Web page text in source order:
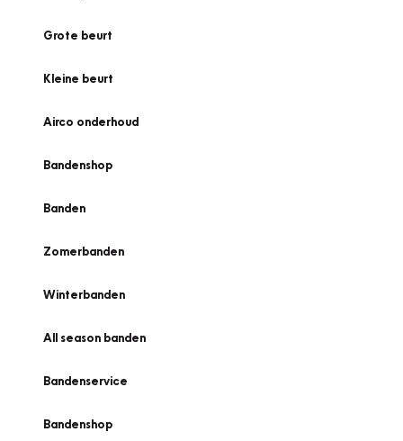
Grote beurt
Kleine beurt
Airco onderhoud
Bandenshop
Banden
Zomerbanden
Winterbanden
All season banden
Bandenservice
Bandenshop